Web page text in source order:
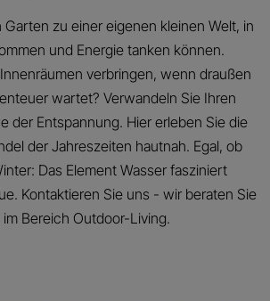
zu einer eigenen kleinen Welt, in
und Energie tanken können.
verbringen, wenn draußen
wartet? Verwandeln Sie Ihren
der Entspannung. Hier erleben Sie die
der Jahreszeiten hautnah. Egal, ob
Das Element Wasser fasziniert
Kontaktieren Sie uns - wir beraten Sie
Bereich Outdoor-Living.